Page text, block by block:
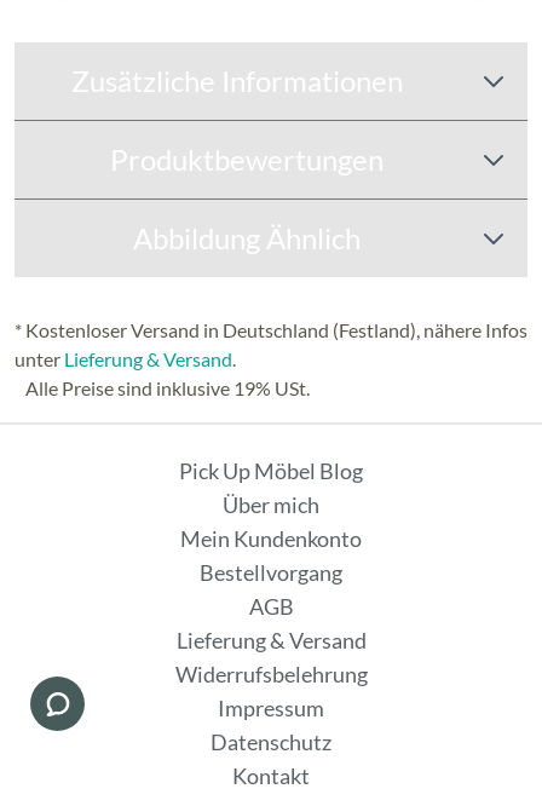
Zusätzliche Informationen
Produktbewertungen
Abbildung Ähnlich
* Kostenloser Versand in Deutschland (Festland), nähere Infos
unter Lieferung & Versand
Alle Preise sind inklusive 19% USt.
Pick Up Möbel Blog
Über mich
Mein Kundenkonto
Bestellvorgang
AGB
Lieferung & Versand
Widerrufsbelehrung
Impressum
Datenschutz
Kontakt